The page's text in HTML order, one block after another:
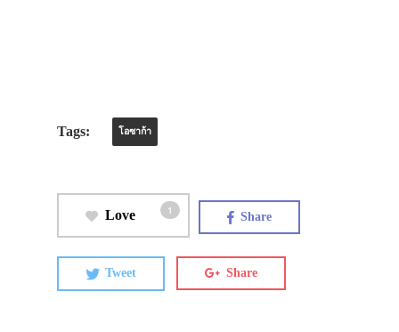
Tags: โอซาก้า
Love 1 Share
Tweet Share